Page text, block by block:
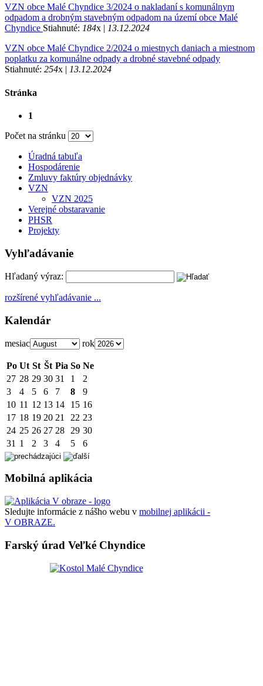
VZN obce Malé Chyndice 3/2024 o nakladaní s komunálnym
odpadom a drobným stavebným odpadom na území obce Malé
Chyndice Stiahnuté: 184x | 13.12.2024
VZN obce Malé Chyndice 2/2024 o miestnych daniach a miestnom
poplatku za komunálne odpady a drobné stavebné odpady
Stiahnuté: 254x | 13.12.2024
Stránka
1
Počet na stránku
Úradná tabuľa
Hospodárenie
Zmluvy faktúry objednávky
VZN
VZN 2025
Verejné obstaravanie
PHSR
Projekty
Vyhľadávanie
Hľadaný výraz:
rozšírené vyhľadávanie ...
Kalendár
mesiac rok
Po Ut St Št Pia So Ne
27 28 29 30 31 1
2
3
4 5 6 7 8
9
10 11 12 13 14 15 16
17 18 19 20 21 22 23
24 25 26 27 28 29 30
31 1 2 3 4 5 6
Mobilná aplikácia
Sledujte informácie z nášho webu v mobilnej aplikácii -
V OBRAZE.
Farský úrad Veľké Chyndice